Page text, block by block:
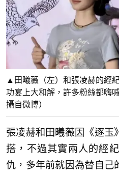
▲田曦薇（左）和張凌赫的經
功宴上大和解，許多粉絲都嗨
攝自微博）
張凌赫和田曦薇因《逐玉
搭，不過其實兩人的經
仇，多年前就因為替自己